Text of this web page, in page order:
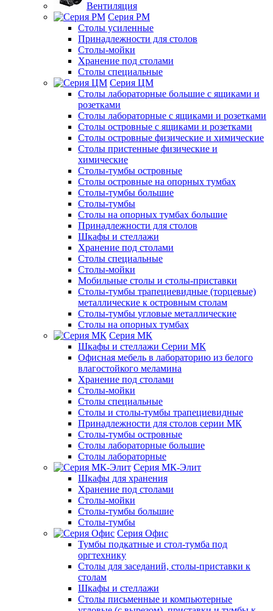
Вентиляция
Серия РМ
Столы усиленные
Принадлежности для столов
Столы-мойки
Хранение под столами
Столы специальные
Серия ЦМ
Столы лабораторные большие с ящиками и
розетками
Столы лабораторные с ящиками и розетками
Столы островные с ящиками и розетками
Столы островные физические и химические
Столы пристенные физические и
химические
Столы-тумбы островные
Столы островные на опорных тумбах
Столы-тумбы большие
Столы-тумбы
Столы на опорных тумбах большие
Принадлежности для столов
Шкафы и стеллажи
Хранение под столами
Столы специальные
Столы-мойки
Мобильные столы и столы-приставки
Столы-тумбы трапециевидные (торцевые)
металлические к островным столам
Столы-тумбы угловые металлические
Столы на опорных тумбах
Серия МК
Шкафы и стеллажи Серии МК
Офисная мебель в лабораторию из белого
влагостойкого меламина
Хранение под столами
Столы-мойки
Столы специальные
Столы и столы-тумбы трапециевидные
Принадлежности для столов серии МК
Столы-тумбы островные
Столы лабораторные большие
Столы лабораторные
Серия МК-Элит
Шкафы для хранения
Хранение под столами
Столы-мойки
Столы-тумбы большие
Столы-тумбы
Серия Офис
Тумбы подкатные и стол-тумба под
оргтехнику
Столы для заседаний, столы-приставки к
столам
Шкафы и стеллажи
Столы письменные и компьютерные